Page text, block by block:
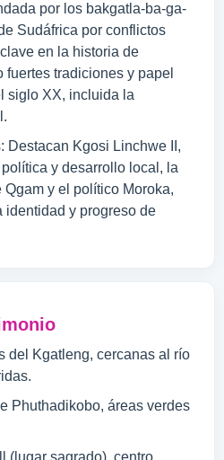
por los bakgatla-ba-ga-
Sudáfrica por conflictos
en la historia de
fuertes tradiciones y papel
siglo XX, incluida la
Destacan Kgosi Linchwe II,
y desarrollo local, la
Qgam y el político Moroka,
y progreso de
del Kgatleng, cercanas al río
Phuthadikobo, áreas verdes
(lugar sagrado), centro